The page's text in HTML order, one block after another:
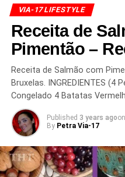
VIA-17 LIFESTYLE
Receita de
Pimentão –
Receita de Salmão com
Bruxelas. INGREDIENTES
Congelado 4 Batatas
Published 3 years agoon
By Petra Via-17